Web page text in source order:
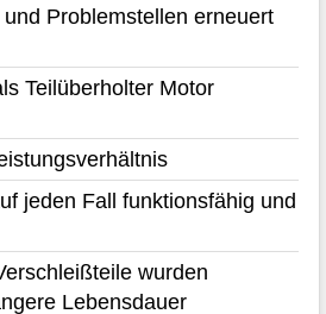
Problemstellen erneuert
Teilüberholter Motor
jeden Fall funktionsfähig und
wurden
Lebensdauer